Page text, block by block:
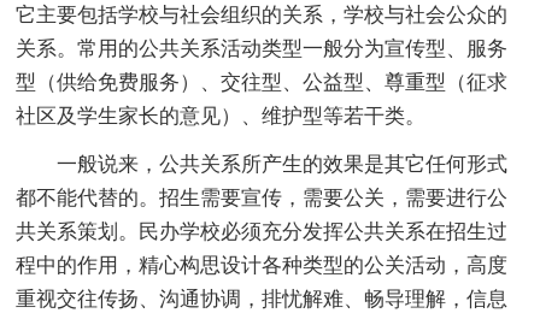
它主要包括学校与社会组织的关系，学校与社会公众的
关系。常用的公共关系活动类型一般分为宣传型、服务
型（供给免费服务）、交往型、公益型、尊重型（征求
社区及学生家长的意见）、维护型等若干类。
一般说来，公共关系所产生的效果是其它任何形式
都不能代替的。招生需要宣传，需要公关，需要进行公
共关系策划。民办学校必须充分发挥公共关系在招生过
程中的作用，精心构思设计各种类型的公关活动，高度
重视交往传扬、沟通协调，排忧解难、畅导理解，信息